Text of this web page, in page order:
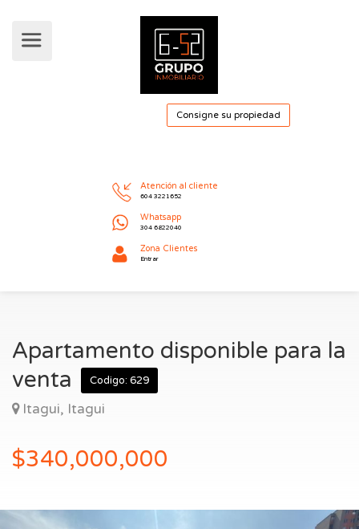
Zona Clientes
Apartamento disponible para la
venta
Codigo: 629
Itagui, Itagui
$340,000,000